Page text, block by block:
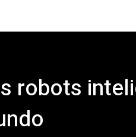
robots